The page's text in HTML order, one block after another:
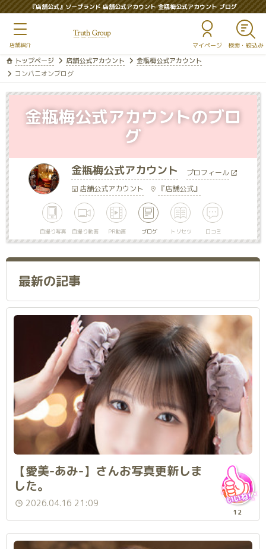
『店舗公式』ソープランド 店舗公式アカウント 金瓶梅公式アカウント ブログ
マイページ
トップページ 店舗公式アカウント
金瓶梅公式アカウント
コンパニオンブログ
金瓶梅公式アカウント
プロフィール
店舗公式アカウント
『店舗公式』
自撮り写真 自撮り動画 PR動画 ブログ トリセツ 口コミ
金瓶梅公式アカウントのブロ
グ
最新の記事
【愛美-あみ-】さんお写真更新しま
した。
2026.04.16 21:09
12